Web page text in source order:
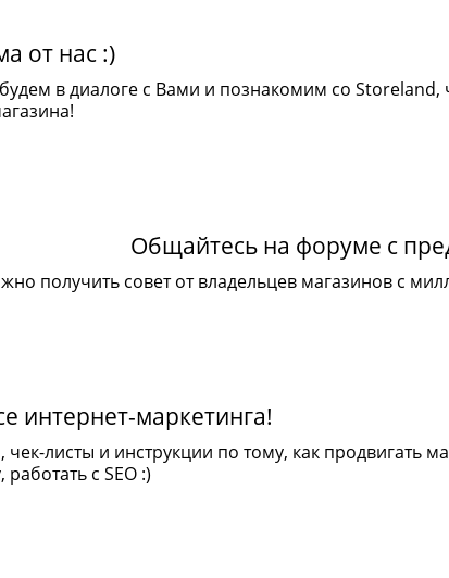
от нас :)
в диалоге с Вами и познакомим со Storeland,
Общайтесь на форуме с
получить совет от владельцев магазинов с
интернет-маркетинга!
чек-листы и инструкции по тому, как продвигать
с SEO :)